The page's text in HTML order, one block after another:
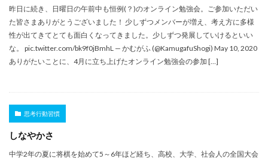
昨日に続き、日曜日の午前中も恒例(？)のオンライン勉強会。ご参加いただい
た皆さまありがとうございました！ 少しずつメンバーが増え、考え方に多様
性が出てきてとても面白くなってきました。少しずつ発展していけるといい
な。 pic.twitter.com/bk9f0jBmhL — かむがふ (@KamugafuShogi) May 10, 2020
ありがたいことに、4月に立ち上げたオンライン勉強会の参加 […]
思考行動習慣
しなやかさ
中学2年の夏に将棋を始めて5～6年ほど経ち、高校、大学、社会人の全国大会